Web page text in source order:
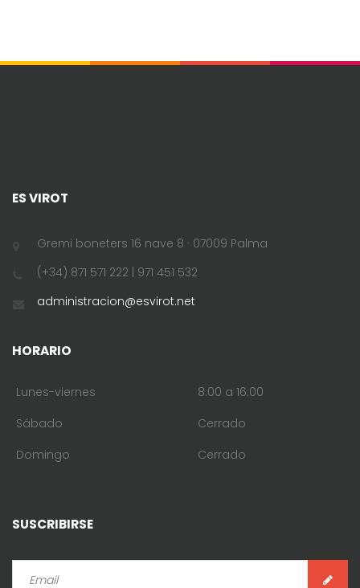
ES VIROT
Gremi boneters 16 nave 8 · 07009 Palma
(+34) 871 571 222 | 971 451 532
administracion@esvirot.net
HORARIO
Lunes-viernes
8:00 a 16:00
Sábado
Cerrado
Domingo
Cerrado
SUSCRIBIRSE